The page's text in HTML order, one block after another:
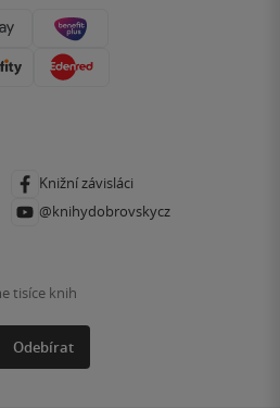
Knižní závisláci
@knihydobrovskycz
tisíce knih
Odebírat